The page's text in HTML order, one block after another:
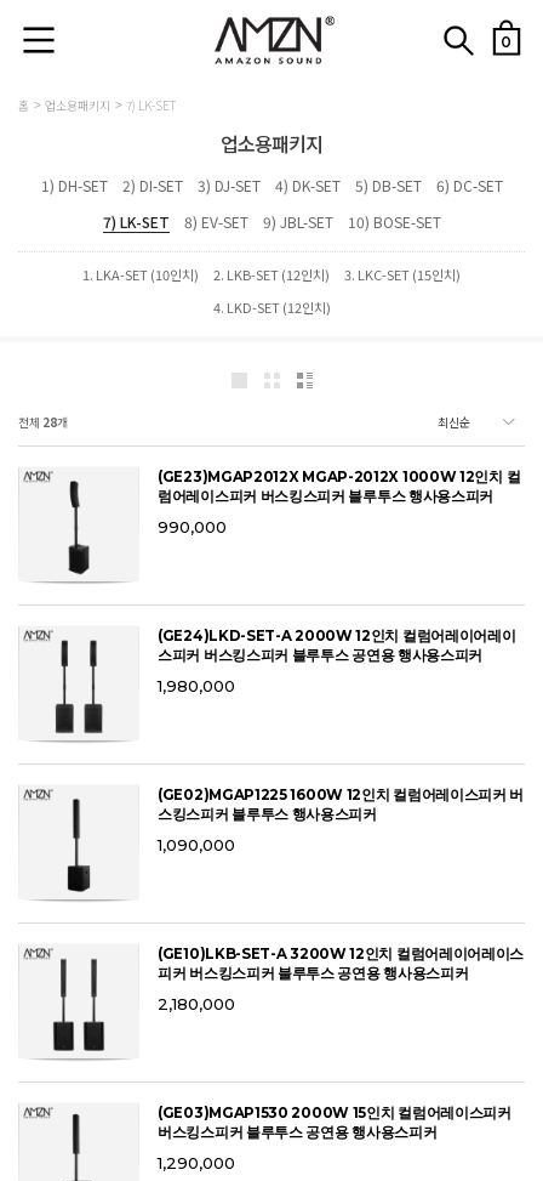
0
홈 업소용패키지 7) LK-SET
업소용패키지
1) DH-SET 2) DI-SET 3) DJ-SET 4) DK-SET 5) DB-SET
6) DC-SET
7) LK-SET
8) EV-SET 9) JBL-SET 10) BOSE-SET
1. LKA-SET (10인치) 2. LKB-SET (12인치)
3. LKC-SET (15인치)
4. LKD-SET (12인치)
전체 28개
(GE23)MGAP2012X MGAP-2012X 1000W 12인치 컬
럼어레이스피커 버스킹스피커 블루투스 행사용스피커
990,000
(GE24)LKD-SET-A 2000W 12인치 컬럼어레이어레이
스피커 버스킹스피커 블루투스 공연용 행사용스피커
1,980,000
(GE02)MGAP1225 1600W 12인치 컬럼어레이스피커 버
스킹스피커 블루투스 행사용스피커
1,090,000
(GE10)LKB-SET-A 3200W 12인치 컬럼어레이어레이스
피커 버스킹스피커 블루투스 공연용 행사용스피커
2,180,000
(GE03)MGAP1530 2000W 15인치 컬럼어레이스피커
버스킹스피커 블루투스 공연용 행사용스피커
1,290,000